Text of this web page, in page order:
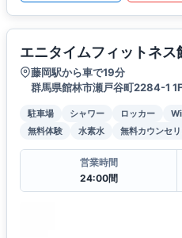
エニタイムフィットネス
藤岡駅から車で19分
群馬県館林市瀬戸谷町2284-1 1F
駐車場 シャワー ロッカー
無料体験
水素水 無料カウンセ
営業時間
24:00間